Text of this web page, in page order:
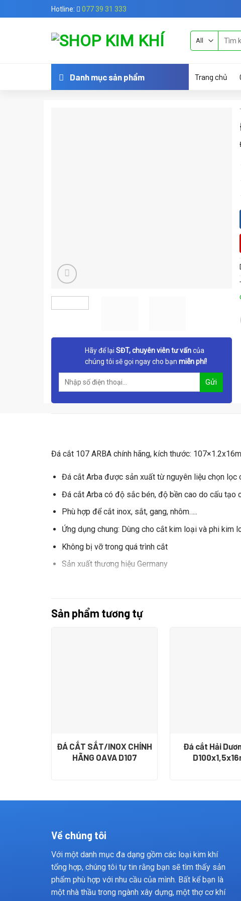
to
Hotline: 077 39 31 333
kiếm:
Danh mục sản phẩm Trang chủ
Hãy để lại SĐT, chuyên viên tư vấncủa
chúng tôi sẽ gọi ngay cho bạn miễn phí!
Đá cắt 107 ARBA chính hãng, kích thước:
Đá cắt Arba được sản xuất từ nguyên liệu chọn lọc
Đá cắt Arba có độ sắc bén, độ bền cao do cấu tạo
Phù hợp để cắt inox, sắt, gang, nhôm…..
Ứng dụng chung: Dùng cho cắt kim loại và phi kim
Không bị vỡ trong quá trình cắt
Sản xuất thương hiệu Germany
Khách hàng có thể liên hệ trực tiếp khi cần đặt hàng
Sản phẩm tương tự
ĐÁ CẮT SẮT/INOX CHÍNH
HÃNG OAVA D107
Đá cắt Hải
Về chúng tôi
Với một danh mục đa dạng gồm các loại kim khí
tổng hợp, chúng tôi tự tin rằng bạn sẽ tìm thấy sản
phẩm phù hợp với nhu cầu của mình. Bất kể bạn là
một nhà thầu trong ngành xây dựng, một thợ cơ khí